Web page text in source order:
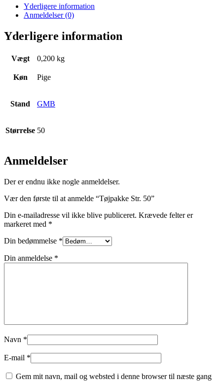
antal
Yderligere information
Anmeldelser (0)
Yderligere information
Vægt 0,200 kg
Køn Pige
Stand GMB
Størrelse 50
Anmeldelser
Der er endnu ikke nogle anmeldelser.
Vær den første til at anmelde “Tøjpakke Str. 50”
Din e-mailadresse vil ikke blive publiceret. Krævede felter er
markeret med *
Din bedømmelse *
Din anmeldelse *
Navn *
E-mail *
Gem mit navn, mail og websted i denne browser til næste gang